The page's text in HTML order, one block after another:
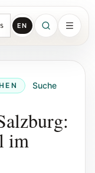
EN
Suche
im